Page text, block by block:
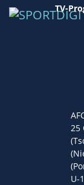
TV-
25
U-